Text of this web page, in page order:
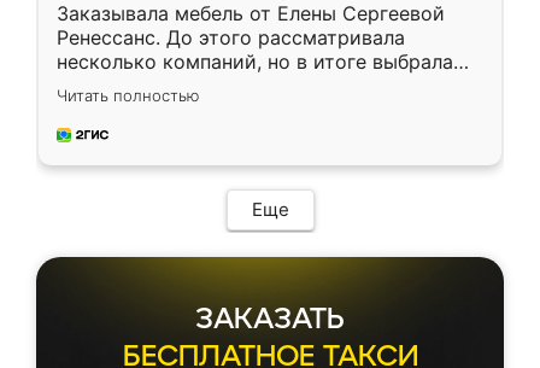
Заказывала мебель от Елены Сергеевой
Ренессанс. До этого рассматривала
несколько компаний, но в итоге выбрала
эту. Сначала обговорили условия, потом
приехал замерщик, всё спокойно объяснил
и снял размеры. Изготовили в срок, с
мебель сразу встала на свое место без
каких-либо доработок. Качеством осталась
довольна, все выглядит так, как и ожидала.
Читать полностью
Еще
ЗАКАЗАТЬ
БЕСПЛАТНОЕ ТАКСИ